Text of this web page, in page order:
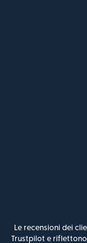
Le recensioni dei
Trustpilot e riflettono